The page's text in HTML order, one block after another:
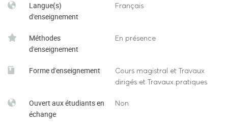
Langue(s)
d'enseignement
Français
Méthodes
d'enseignement
En présence
Forme d'enseignement
Cours magistral et Travaux
dirigés et Travaux pratiques
Ouvert aux étudiants en
échange
Non